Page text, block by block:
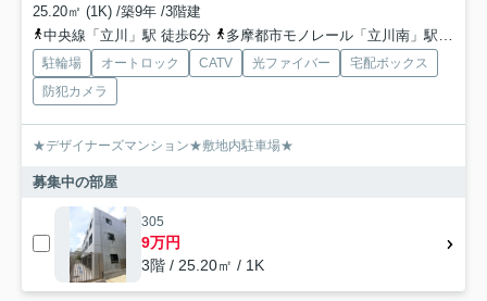
25.20㎡ (1K) /築9年 /3階建
中央線「立川」駅 徒歩6分
多摩都市モノレール「立川南」駅 徒歩7分
駐輪場 オートロック CATV 光ファイバー
宅配ボックス
防犯カメラ
★デザイナーズマンション★敷地内駐車場★
募集中の部屋
305
9万円
3階 / 25.20㎡ / 1K